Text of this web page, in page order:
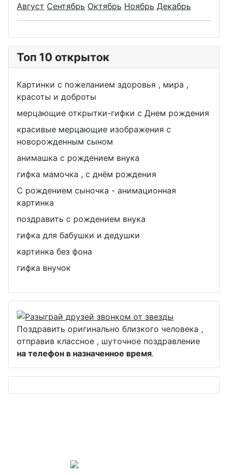
Август Сентябрь Октябрь Ноябрь Декабрь
Топ 10 открыток
Картинки с пожеланием здоровья , мира ,
красоты и доброты
мерцающие открытки-гифки с Днем рождения
красивые мерцающие изображения с
новорожденным сыном
анимашка с рождением внука
гифка мамочка , с днём рождения
С рождением сыночка - анимационная
картинка
поздравить с рождением внука
гифка для бабушки и дедушки
картинка без фона
гифка внучок
Поздравить оригинально близкого человека ,
отправив классное , шуточное поздравление
на телефон в назначенное время.